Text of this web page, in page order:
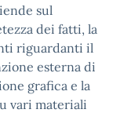
sul
dei fatti, la
riguardanti il
esterna di
grafica e la
vari materiali